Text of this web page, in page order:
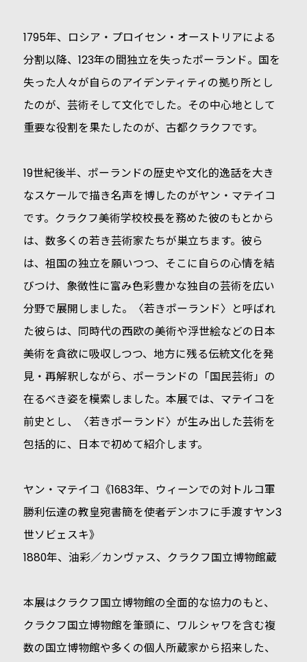
1795年、ロシア・プロイセン・オーストリアによる
分割以降、123年の間独立を失ったポーランド。国を
失った人々が自らのアイデンティティの拠り所とし
たのが、芸術そして文化でした。その中心地として
重要な役割を果たしたのが、古都クラクフです。
19世紀後半、ポーランドの歴史や文化的逸話を大き
なスケールで描き名声を博したのがヤン・マテイコ
です。クラクフ美術学校校長を務めた彼のもとから
は、数多くの若き芸術家たちが巣立ちます。彼ら
は、祖国の独立を願いつつ、そこに自らの心情を結
びつけ、象徴性に富み色彩豊かな独自の芸術を広い
分野で展開しました。〈若きポーランド〉と呼ばれ
た彼らは、同時代の西欧の美術や浮世絵などの日本
美術を貪欲に吸収しつつ、地方に残る伝統文化を発
見・再解釈しながら、ポーランドの「国民芸術」の
在るべき姿を模索しました。本展では、マテイコを
前史とし、〈若きポーランド〉が生み出した芸術を
包括的に、日本で初めて紹介します。
ヤン・マテイコ《1683年、ウィーンでの対トルコ軍
勝利伝達の教皇宛書簡を使者デンホフに手渡すヤン3
世ソビェスキ》
1880年、油彩／カンヴァス、クラクフ国立博物館蔵
本展はクラクフ国立博物館の全面的な協力のもと、
クラクフ国立博物館を筆頭に、ワルシャワを含む複
数の国立博物館や多くの個人所蔵家から招来した、